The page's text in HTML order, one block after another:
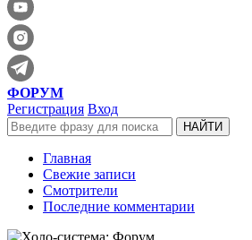
ФОРУМ
Регистрация Вход
Главная
Свежие записи
Смотрители
Последние комментарии